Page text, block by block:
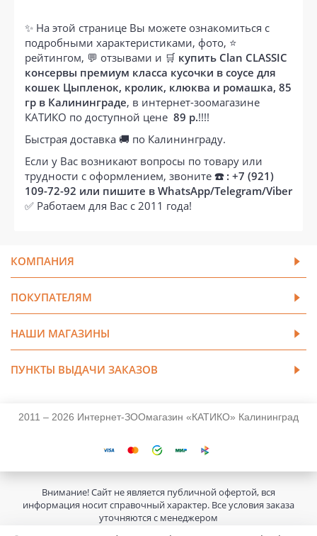
✨ На этой странице Вы можете ознакомиться с
подробными характеристиками, фото, ⭐
рейтингом, 💬 отзывами и 🛒 купить Clan CLASSIC
консервы премиум класса кусочки в соусе для
кошек Цыпленок, кролик, клюква и ромашка, 85
гр в Калининграде, в интернет-зоомагазине
КАТИКО по доступной цене 89 р.!!!!
Быстрая доставка 🚚 по Калининграду.
Если у Вас возникают вопросы по товару или
трудности с оформлением, звоните ☎️ : +7 (921)
109-72-92 или пишите в WhatsApp/Telegram/Viber
✅ Работаем для Вас с 2011 года!
КОМПАНИЯ
ПОКУПАТЕЛЯМ
НАШИ МАГАЗИНЫ
ПУНКТЫ ВЫДАЧИ ЗАКАЗОВ
2011 – 2026 Интернет-ЗООмагазин «КАТИКО» Калининград
Внимание! Сайт не является публичной офертой, вся
информация носит справочный характер. Все условия заказа
уточняются с менеджером